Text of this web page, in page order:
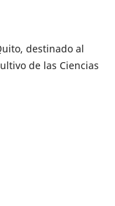
destinado al
de las Ciencias